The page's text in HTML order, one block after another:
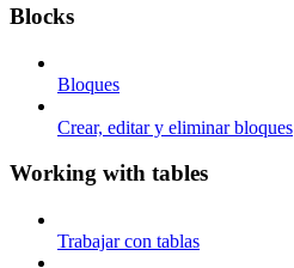
Blocks
Bloques
Crear, editar y eliminar bloques
Working with tables
Trabajar con tablas